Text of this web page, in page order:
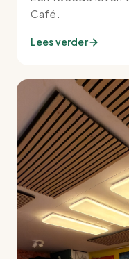
Café.
Lees verder